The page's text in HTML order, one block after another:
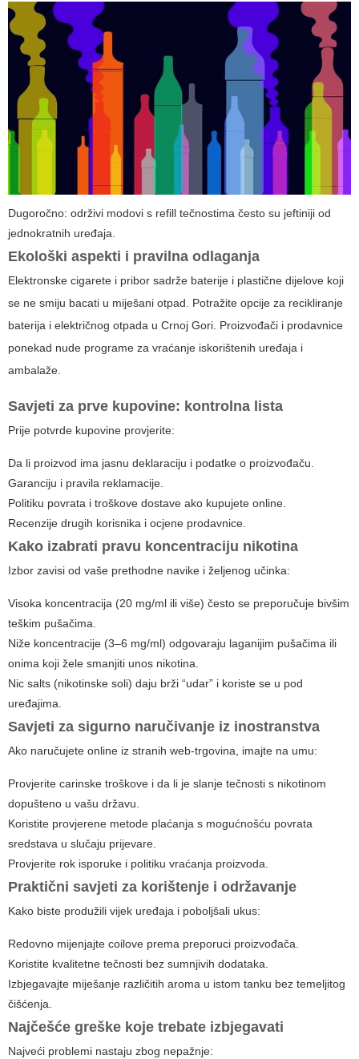
Dugoročno: održivi modovi s refill tečnostima često su jeftiniji od
jednokratnih uređaja.
Ekološki aspekti i pravilna odlaganja
Elektronske cigarete i pribor sadrže baterije i plastične dijelove koji
se ne smiju bacati u miješani otpad. Potražite opcije za recikliranje
baterija i električnog otpada u Crnoj Gori. Proizvođači i prodavnice
ponekad nude programe za vraćanje iskorištenih uređaja i
ambalaže.
Savjeti za prve kupovine: kontrolna lista
Prije potvrde kupovine provjerite:
Da li proizvod ima jasnu deklaraciju i podatke o proizvođaču.
Garanciju i pravila reklamacije.
Politiku povrata i troškove dostave ako kupujete online.
Recenzije drugih korisnika i ocjene prodavnice.
Kako izabrati pravu koncentraciju nikotina
Izbor zavisi od vaše prethodne navike i željenog učinka:
Visoka koncentracija (20 mg/ml ili više) često se preporučuje bivšim
teškim pušačima.
Niže koncentracije (3–6 mg/ml) odgovaraju laganijim pušačima ili
onima koji žele smanjiti unos nikotina.
Nic salts (nikotinske soli) daju brži “udar” i koriste se u pod
uređajima.
Savjeti za sigurno naručivanje iz inostranstva
Ako naručujete online iz stranih web-trgovina, imajte na umu:
Provjerite carinske troškove i da li je slanje tečnosti s nikotinom
dopušteno u vašu državu.
Koristite provjerene metode plaćanja s mogućnošću povrata
sredstava u slučaju prijevare.
Provjerite rok isporuke i politiku vraćanja proizvoda.
Praktični savjeti za korištenje i održavanje
Kako biste produžili vijek uređaja i poboljšali ukus:
Redovno mijenjajte coilove prema preporuci proizvođača.
Koristite kvalitetne tečnosti bez sumnjivih dodataka.
Izbjegavajte miješanje različitih aroma u istom tanku bez temeljitog
čišćenja.
Najčešće greške koje trebate izbjegavati
Najveći problemi nastaju zbog nepažnje: